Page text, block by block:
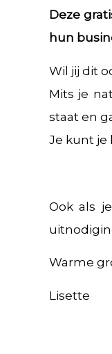
Deze
hun
Wil jij dit
Mits je
staat en
Je kunt je
Ook als
Warme
Lisette